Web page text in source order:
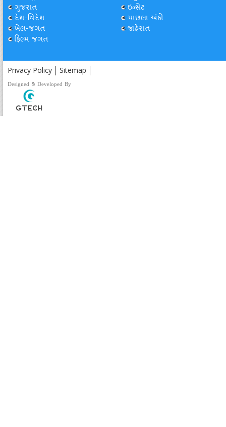
ગુજરાત
દેશ-વિદેશ
ખેલ-જગત
ફિલ્મ જગત
ઇન્સેટ
પાછલા અંકો
જાહેરાત
Privacy Policy Sitemap
Designed & Developed By